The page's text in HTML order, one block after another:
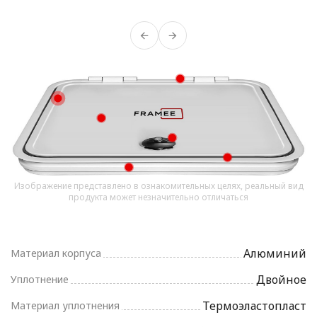
Изображение представлено в ознакомительных целях, реальный вид
продукта может незначительно отличаться
Материал корпуса Алюминий
Уплотнение Двойное
Материал уплотнения Термоэластопласт